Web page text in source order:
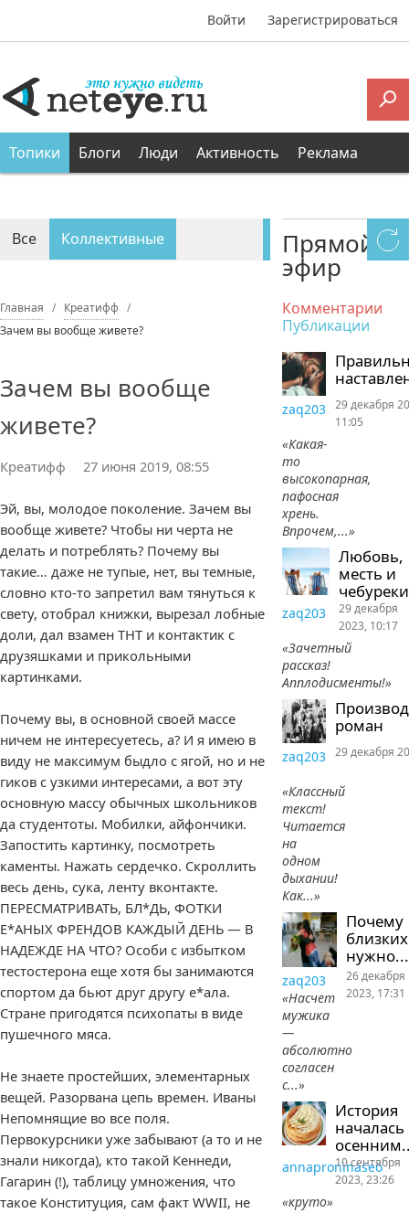
Войти Зарегистрироваться
Топики Блоги Люди Активность Реклама
Все Коллективные
Главная
Креатифф
Зачем вы вообще живете?
Зачем вы вообще
живете?
Креатифф 27 июня 2019, 08:55
Эй, вы, молодое поколение. Зачем вы
вообще живете? Чтобы ни черта не
делать и потреблять? Почему вы
такие… даже не тупые, нет, вы темные,
словно кто-то запретил вам тянуться к
свету, отобрал книжки, вырезал лобные
доли, дал взамен ТНТ и контактик с
друзяшками и прикольными
картинками.
Почему вы, в основной своей массе
ничем не интересуетесь, а? И я имею в
виду не максимум быдло с ягой, но и не
гиков с узкими интересами, а вот эту
основную массу обычных школьников
да студентоты. Мобилки, айфончики.
Запостить картинку, посмотреть
каменты. Нажать сердечко. Скроллить
весь день, сука, ленту вконтакте.
ПЕРЕСМАТРИВАТЬ, БЛ*ДЬ, ФОТКИ
Е*АНЫХ ФРЕНДОВ КАЖДЫЙ ДЕНЬ — В
НАДЕЖДЕ НА ЧТО? Особи с избытком
тестостерона еще хотя бы занимаются
спортом да бьют друг другу е*ала.
Стране пригодятся психопаты в виде
пушечного мяса.
Не знаете простейших, элементарных
вещей. Разорвана цепь времен. Иваны
Непомнящие во все поля.
Первокурсники уже забывают (а то и не
знали никогда), кто такой Кеннеди,
Гагарин (!), таблицу умножения, что
такое Конституция, сам факт WWII, не
Прямой
эфир
Комментарии
Публикации
zaq203
«Какая-
то
высокопарная,
пафосная
хрень.
Впрочем,...»
29 декабря
11:05
Любовь,
месть и
чебуреки
zaq203
«Зачетный
рассказ!
Апплодисменты!»
29 декабря
2023, 10:17
роман
zaq203
«Классный
текст!
Читается
на
одном
дыхании!
Как...»
29 декабря
Почему
близких
нужно...
zaq203
«Насчет
мужика
—
абсолютно
согласен
с...»
26 декабря
2023, 17:31
История
началась
annaproninaseo
«круто»
10 сентября
2023, 23:26